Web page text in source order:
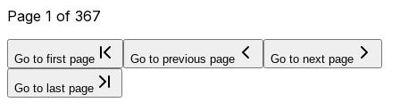
Page 1 of 367
Go to first page Go to previous page Go to next page
Go to last page